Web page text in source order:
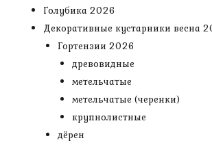
Голубика 2026
Декоративные кустарники весна
Гортензии 2026
древовидные
метельчатые
метельчатые (черенки)
крупнолистные
дёрен